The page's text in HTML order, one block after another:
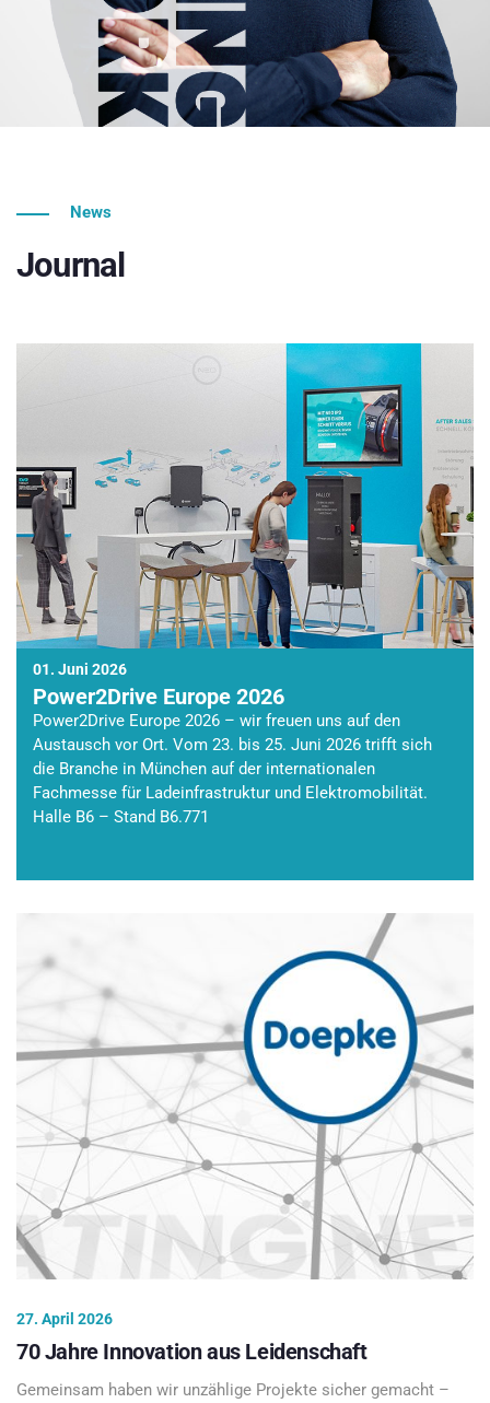
News
Journal
01. Juni 2026
Power2Drive Europe 2026
Power2Drive Europe 2026 – wir freuen uns auf den
Austausch vor Ort. Vom 23. bis 25. Juni 2026 trifft sich
die Branche in München auf der internationalen
Fachmesse für Ladeinfrastruktur und Elektromobilität.
Halle B6 – Stand B6.771
27. April 2026
70 Jahre Innovation aus Leidenschaft
Gemeinsam haben wir unzählige Projekte sicher gemacht –